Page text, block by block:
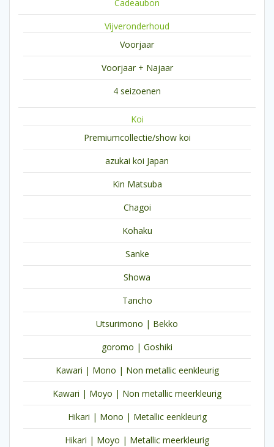
Cadeaubon
Vijveronderhoud
Voorjaar
Voorjaar + Najaar
4 seizoenen
Koi
Premiumcollectie/show koi
azukai koi Japan
Kin Matsuba
Chagoi
Kohaku
Sanke
Showa
Tancho
Utsurimono | Bekko
goromo | Goshiki
Kawari | Mono | Non metallic eenkleurig
Kawari | Moyo | Non metallic meerkleurig
Hikari | Mono | Metallic eenkleurig
Hikari | Moyo | Metallic meerkleurig